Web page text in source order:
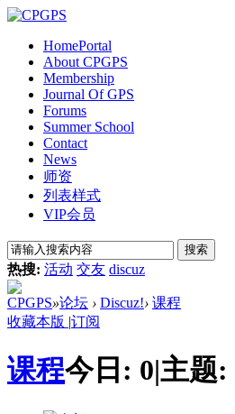
HomePortal
About CPGPS
Membership
Journal Of GPS
Forums
Summer School
Contact
News
师资
列表样式
VIP会员
搜索
热搜: 活动 交友 discuz
CPGPS»论坛 › Discuz!› 课程
收藏本版 |订阅
课程今日: 0|主题: